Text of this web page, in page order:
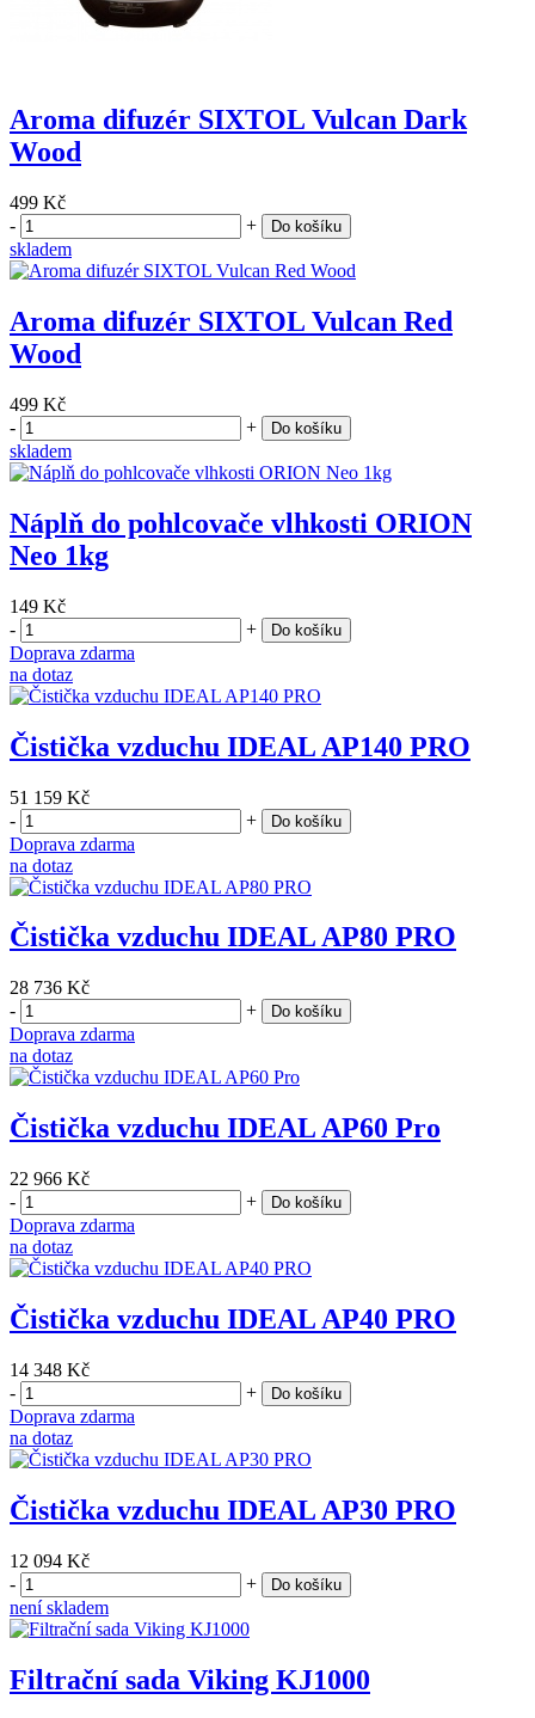
Aroma difuzér SIXTOL Vulcan Dark
Wood
499 Kč
-
+ Do košíku
skladem
Aroma difuzér SIXTOL Vulcan Red
Wood
499 Kč
-
+ Do košíku
skladem
Náplň do pohlcovače vlhkosti ORION
Neo 1kg
149 Kč
-
+ Do košíku
Doprava zdarma
na dotaz
Čistička vzduchu IDEAL AP140 PRO
51 159 Kč
-
+ Do košíku
Doprava zdarma
na dotaz
Čistička vzduchu IDEAL AP80 PRO
28 736 Kč
-
+ Do košíku
Doprava zdarma
na dotaz
Čistička vzduchu IDEAL AP60 Pro
22 966 Kč
-
+ Do košíku
Doprava zdarma
na dotaz
Čistička vzduchu IDEAL AP40 PRO
14 348 Kč
-
+ Do košíku
Doprava zdarma
na dotaz
Čistička vzduchu IDEAL AP30 PRO
12 094 Kč
-
+ Do košíku
není skladem
Filtrační sada Viking KJ1000